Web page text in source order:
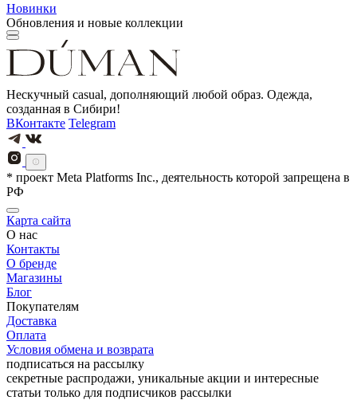
Новинки
Обновления и новые коллекции
Нескучный casual, дополняющий любой образ. Одежда,
созданная в Сибири!
ВКонтакте Telegram
* проект Meta Platforms Inc., деятельность которой запрещена в
РФ
Карта сайта
О нас
Контакты
О бренде
Магазины
Блог
Покупателям
Доставка
Оплата
Условия обмена и возврата
подписаться на рассылку
секретные распродажи, уникальные акции и интересные
статьи только для подписчиков рассылки